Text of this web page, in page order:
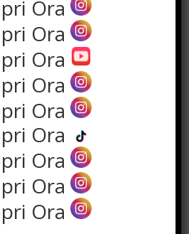
Ora
Ora
Ora
Ora
Ora
Ora
Ora
Ora
Ora